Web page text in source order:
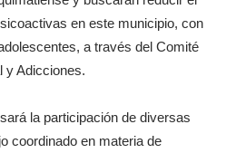
en este municipio, con
a través del Comité
y Adicciones.
la participación de diversas
coordinado en materia de